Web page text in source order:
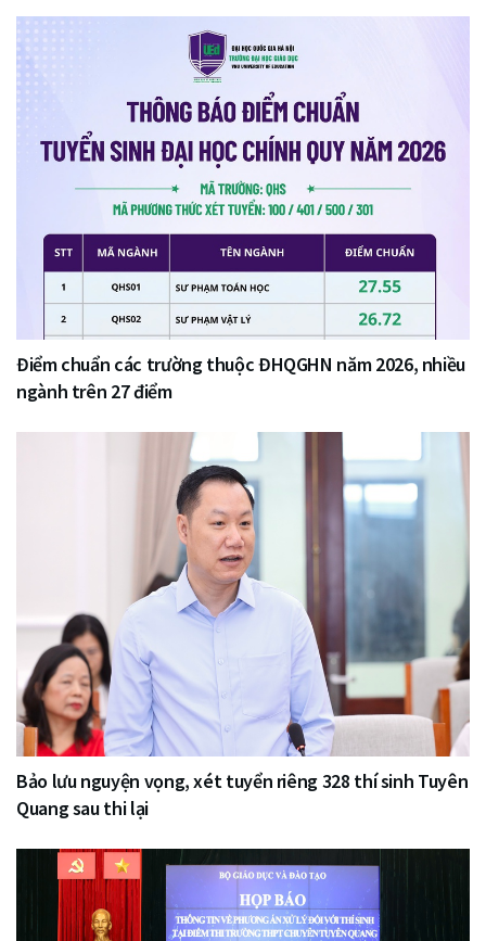
Điểm chuẩn các trường thuộc ĐHQGHN năm 2026, nhiều
ngành trên 27 điểm
Bảo lưu nguyện vọng, xét tuyển riêng 328 thí sinh Tuyên
Quang sau thi lại